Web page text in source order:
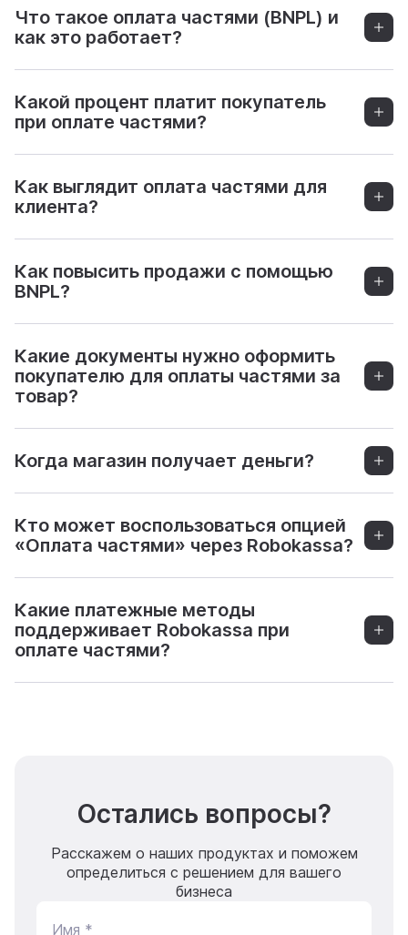
Что такое оплата частями (BNPL) и
как это работает?
Какой процент платит покупатель
при оплате частями?
Как выглядит оплата частями для
клиента?
Как повысить продажи с помощью
BNPL?
Какие документы нужно оформить
покупателю для оплаты частями за
товар?
Когда магазин получает деньги?
Кто может воспользоваться опцией
«Оплата частями» через Robokassa?
Какие платежные методы
поддерживает Robokassa при
оплате частями?
Остались вопросы?
Расскажем о наших продуктах и поможем
определиться с решением для вашего
бизнеса
Имя *